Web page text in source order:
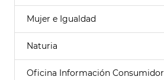
Mujer e Igualdad
Naturia
Oficina Información Consumidor